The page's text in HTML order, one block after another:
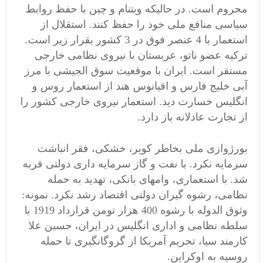
محروم است. در حالیکه ویتنام و چین با حفظ روابط
سیاسی منافع ملی خود را حفظ کنند. استقلال از
استعمار با 4 عنصر فوق در 3 کشور بقرار زیر است.
ترکیه عضو ناتو، عربستان با نیروی نظامی خارجی
مستقر است. ایران با موقعیت سوق الجیشی با مرز
آبی خلیج فارس و اقیانوس هند از استعمار روس و
انگلیس خسارت دید. استعمار نیروی خارجی کشور را
از تجارت عادلانه باز دارد.
بورژوازی ملی بخاطر کویر، خشکی، فقر انباشت
سرمایه نکرد. با نفت و گاز سرمایه داری دولتی فربه
شد. با استعماری، وامهای بانکی، تهدید به حمله
نظامی، رشوه گیران دولتی اقتصاد رشد نکرد. نمونه:
وثوق الدوله با رشوه 400 هزار تومن قرارداد 1919 با
سلطه نظامی و اداری انگلیس در ایران، حسین علا
کارمند سیا، تحریم آمریکا از گروگانگیری تا حمله
روسیه به اوکراین.